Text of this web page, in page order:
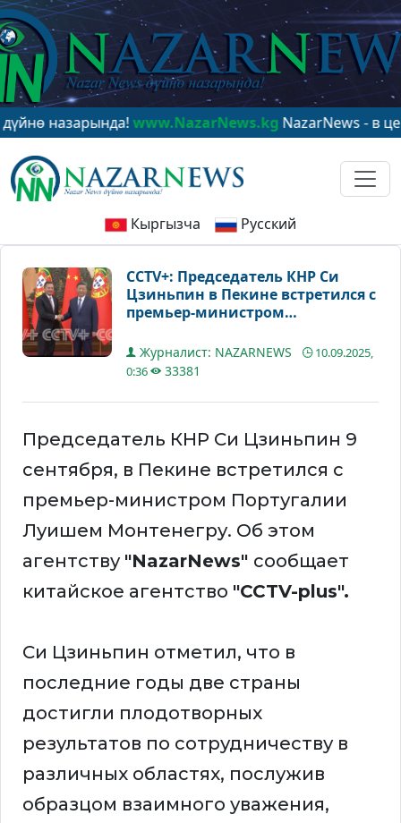
www.NazarNews.kgNazarNews - в центре
Кыргызча Русский
CCTV+: Председатель КНР Си
Цзиньпин в Пекине встретился с
премьер-министром
Монтенегру
Журналист: NAZARNEWS
10.09.2025,
0:36
33381
Председатель КНР Си Цзиньпин 9
сентября, в Пекине встретился с
премьер-министром Португалии
Луишем Монтенегру. Об этом
агентству "NazarNews" сообщает
китайское агентство "CCTV-plus".
Си Цзиньпин отметил, что в
последние годы две страны
достигли плодотворных
результатов по сотрудничеству в
различных областях, послужив
образцом взаимного уважения,